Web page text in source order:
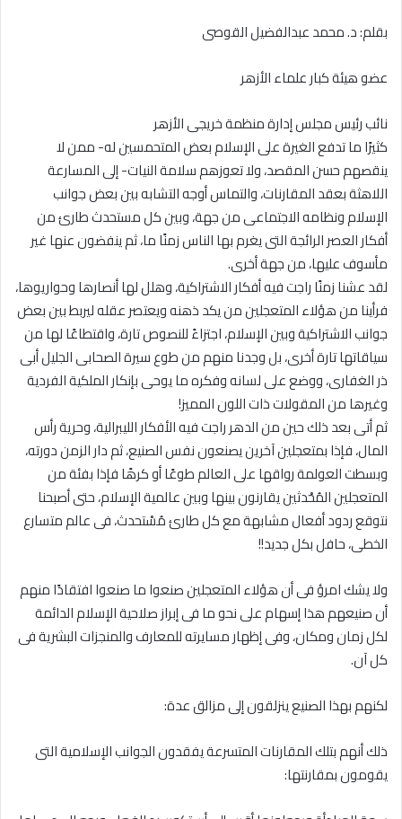
بقلم: د. محمد عبدالفضيل القوصى
عضو هيئة كبار علماء الأزهر
نائب رئيس مجلس إدارة منظمة خريجى الأزهر
كثيرًا ما تدفع الغيرة على الإسلام بعض المتحمسين له- ممن لا
ينقصهم حسن المقصد، ولا تعوزهم سلامة النيات- إلى المسارعة
اللاهثة بعقد المقارنات، والتماس أوجه التشابه بين بعض جوانب
الإسلام ونظامه الاجتماعى من جهة، وبين كل مستحدث طارئ من
أفكار العصر الرائجة التى يغرم بها الناس زمنًا ما، ثم ينفضون عنها غير
مأسوف عليها، من جهة أخرى‏.‏
لقد عشنا زمنًا راجت فيه أفكار الاشتراكية، وهلل لها أنصارها وحواريوها،
فرأينا من هؤلاء المتعجلين من يكد ذهنه ويعتصر عقله ليربط بين بعض
جوانب الاشتراكية وبين الإسلام، اجتزاءً للنصوص تارة، واقتطاعًا لها من
سياقاتها تارة أخرى، بل وجدنا منهم من طوع سيرة الصحابى الجليل أبى
ذر الغفارى، ووضع على لسانه وفكره ما يوحى بإنكار الملكية الفردية
وغيرها من المقولات ذات اللون المميز‏!‏
ثم أتى بعد ذلك حين من الدهر راجت فيه الأفكار الليبرالية، وحرية رأس
المال، فإذا بمتعجلين آخرين يصنعون نفس الصنيع، ثم دار الزمن دورته،
وبسطت العولمة رواقها على العالم طوعًا أو كرهًا فإذا بفئة من
المتعجلين المُحْدثين يقارنون بينها وبين عالمية الإسلام، حتى أصبحنا
نتوقع ردود أفعال مشابهة مع كل طارئ مُسْتحدث، فى عالم متسارع
الخطى، حافل بكل جديد‏!!‏
ولا يشك امرؤ فى أن هؤلاء المتعجلين صنعوا ما صنعوا افتقادًا منهم
أن صنيعهم هذا إسهام على نحو ما فى إبراز صلاحية الإسلام الدائمة
لكل زمان ومكان، وفى إظهار مسايرته للمعارف والمنجزات البشرية فى
كل آن‏.‏
لكنهم بهذا الصنيع ينزلقون إلى مزالق عدة‏:‏
ذلك أنهم بتلك المقارنات المتسرعة يفقدون الجوانب الإسلامية التى
يقومون بمقارنتها‏:‏